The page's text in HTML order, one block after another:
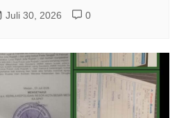
Juli 30, 2026 0